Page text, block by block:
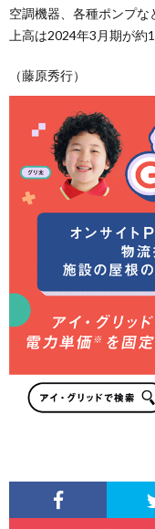
空調機器、各種ポンプ
上高は2024年3月期が約
（藤原秀行）